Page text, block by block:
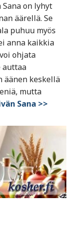
on lyhyt
äärellä. Se
puhuu myös
anna kaikkia
ohjata
auttaa
äänen keskellä
mutta
Sana >>